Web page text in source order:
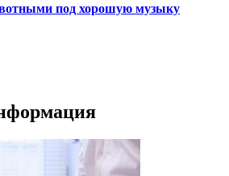
под хорошую музыку